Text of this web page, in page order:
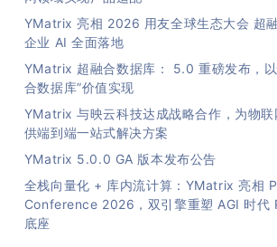
YMatrix 亮相 2026 用友全球生态大会 超
企业 AI 全面落地
YMatrix 超融合数据库： 5.0 重磅发布，
合数据库”价值实现
YMatrix 与映云科技达成战略合作，为物联
供端到端一站式解决方案
YMatrix 5.0.0 GA 版本发布公告
全栈向量化 + 库内流计算：YMatrix 亮相
Conference 2026，双引擎重塑 AGI 时代
底座